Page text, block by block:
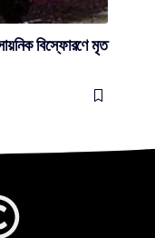
বিস্ফোরণে মৃত